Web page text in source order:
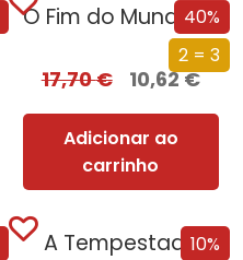
40%
2 = 3
O Fim do Mundo em Cuecas
17,70€ 10,62€
Adicionar ao
carrinho
10%
A Tempestade